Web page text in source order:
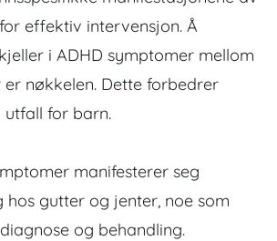
effektiv intervensjon. Å
i ADHD symptomer mellom
nøkkelen. Dette forbedrer
utfall for barn.
manifesterer seg
hos gutter og jenter, noe som
og behandling.